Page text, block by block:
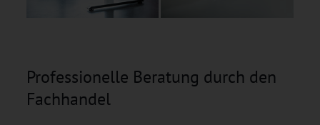
Professionelle Beratung durch den
Fachhandel